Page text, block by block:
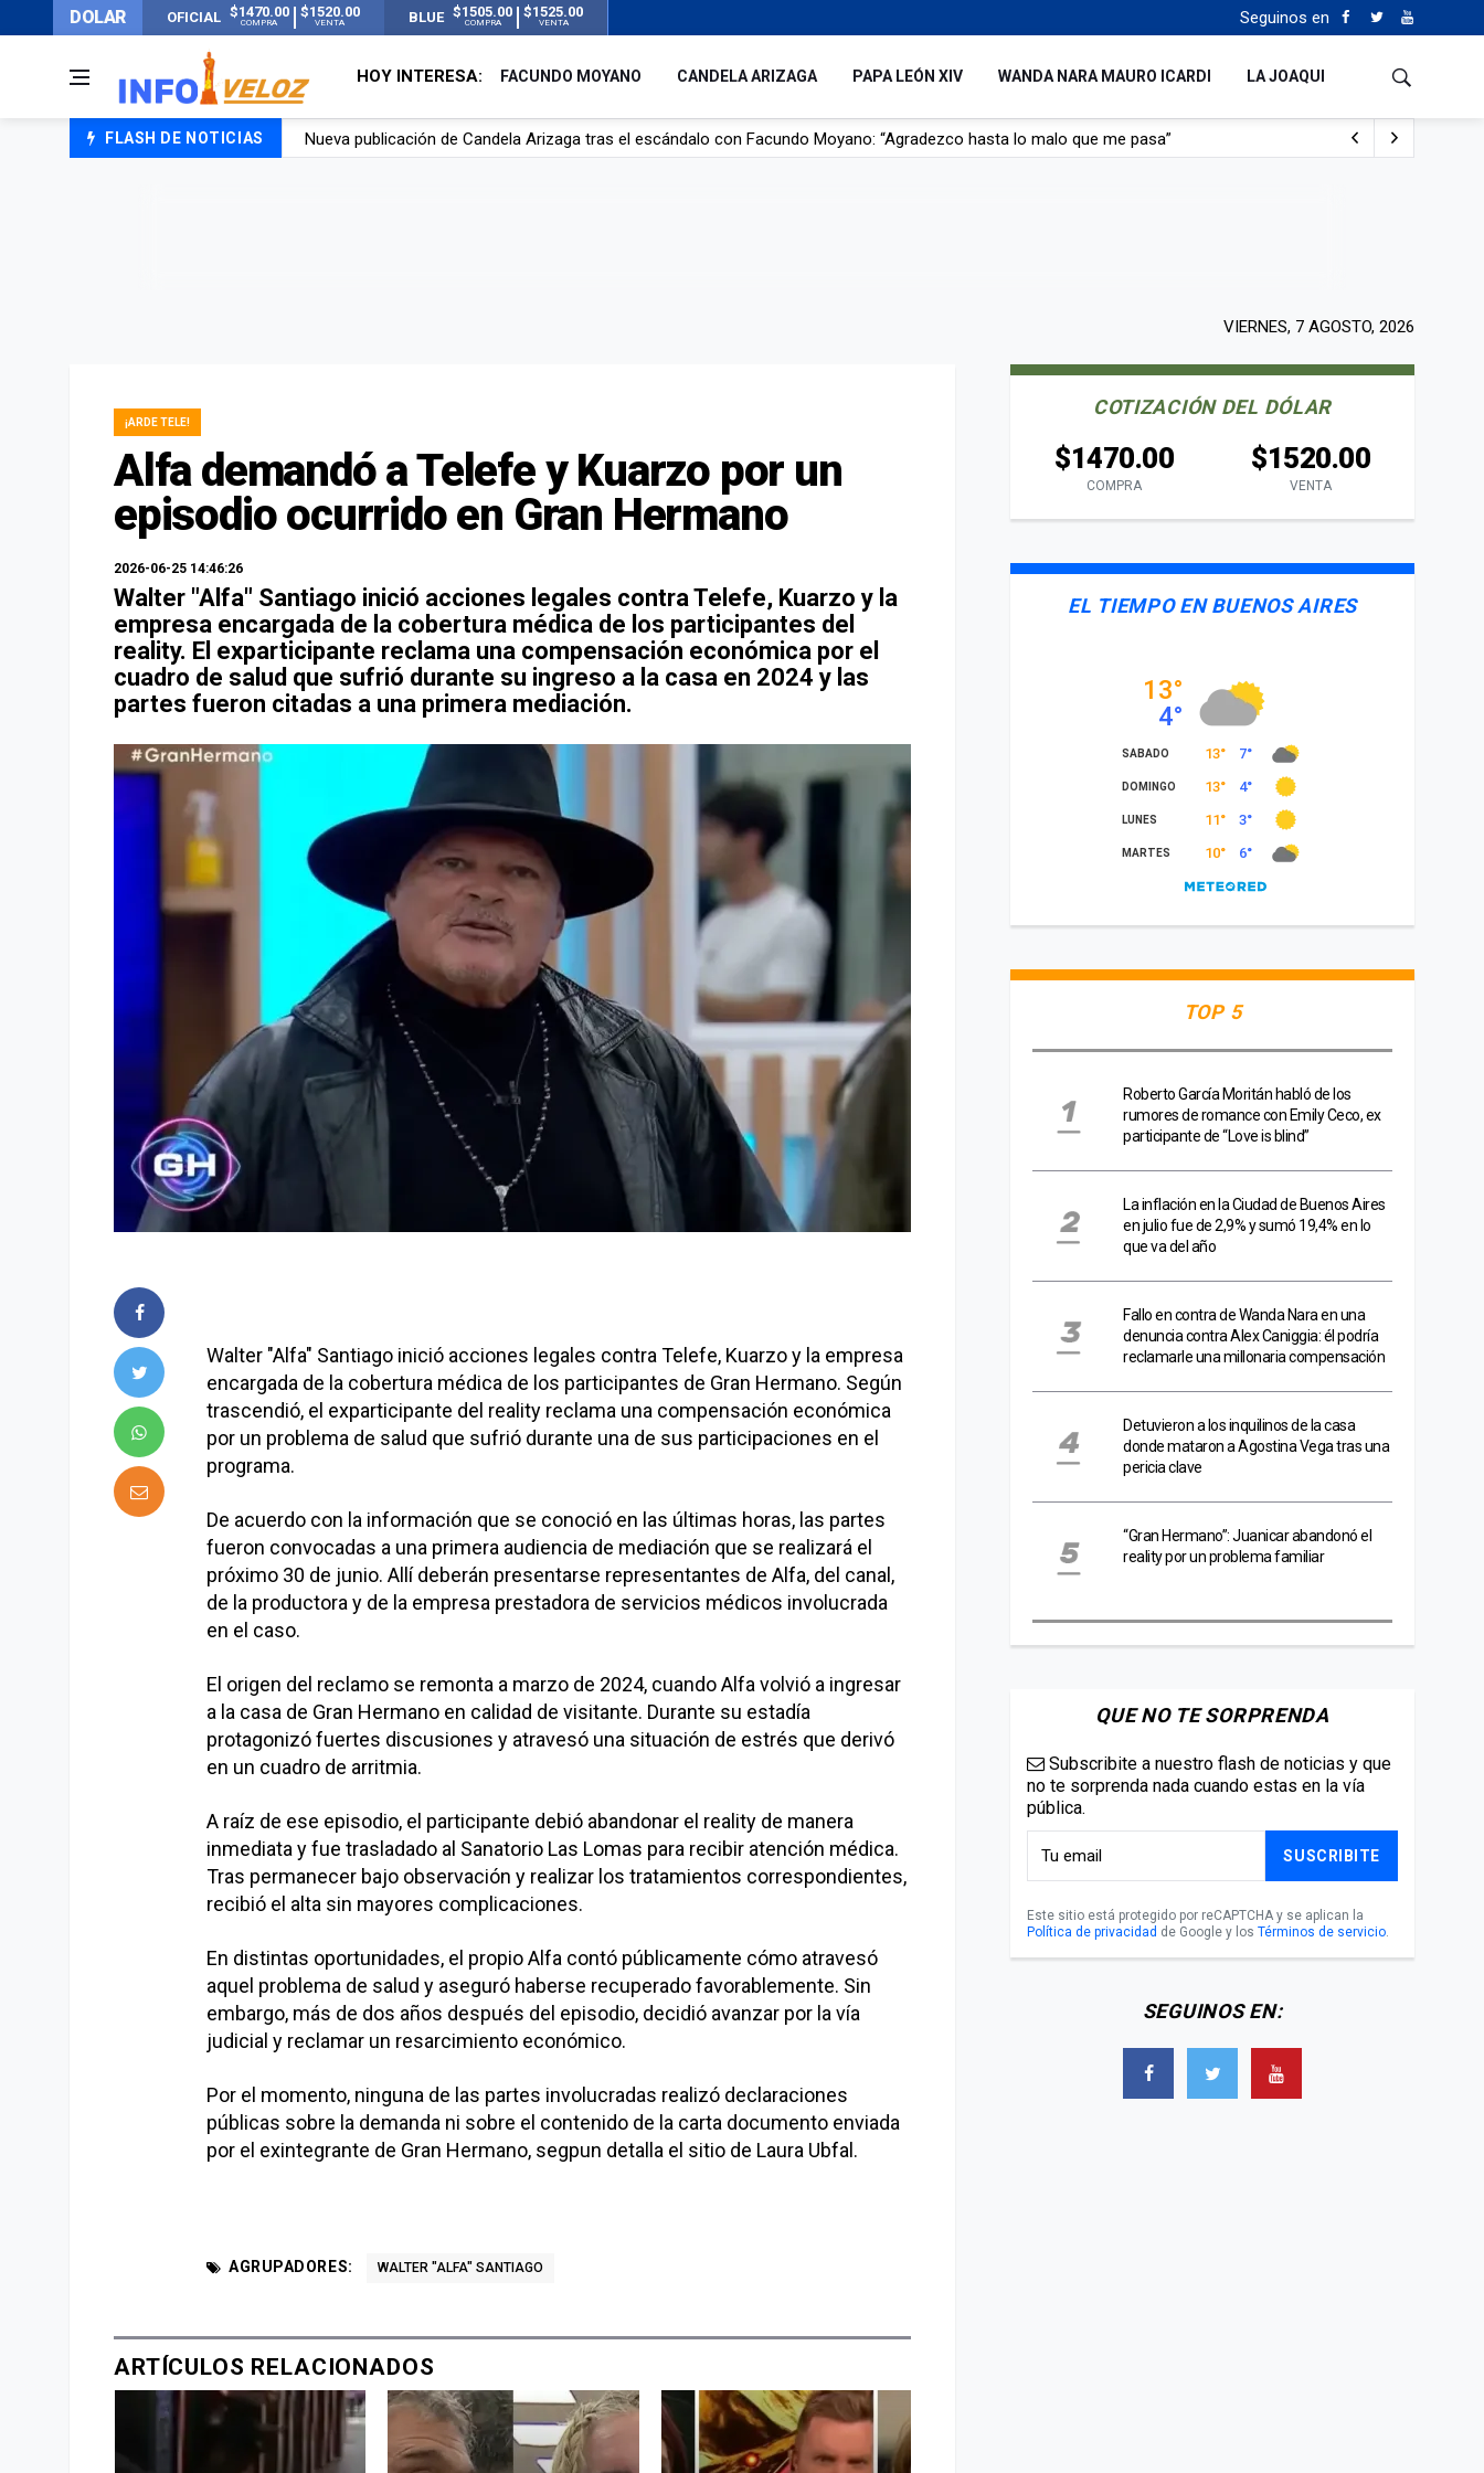
DOLAR OFICIAL $1470.00
COMPRA
$1520.00
VENTA BLUE $1505.00
COMPRA
$1525.00
VENTA Seguinos en
HOY INTERESA: FACUNDO MOYANO CANDELA ARIZAGA PAPA LEÓN XIV WANDA NARA MAURO ICARDI LA JOAQUI
FLASH DE NOTICIAS
Un joven murió quemado por su novia en San Luis: pasó seis días de agonía tras ser rociado con nafta y prendido fuego
VIERNES, 7 AGOSTO, 2026
¡ARDE TELE!
Alfa demandó a Telefe y Kuarzo por un
episodio ocurrido en Gran Hermano
2026-06-25 14:46:26
Walter "Alfa" Santiago inició acciones legales contra Telefe, Kuarzo y la
empresa encargada de la cobertura médica de los participantes del
reality. El exparticipante reclama una compensación económica por el
cuadro de salud que sufrió durante su ingreso a la casa en 2024 y las
partes fueron citadas a una primera mediación.
Walter "Alfa" Santiago inició acciones legales contra Telefe, Kuarzo y la empresa
encargada de la cobertura médica de los participantes de Gran Hermano. Según
trascendió, el exparticipante del reality reclama una compensación económica
por un problema de salud que sufrió durante una de sus participaciones en el
programa.
De acuerdo con la información que se conoció en las últimas horas, las partes
fueron convocadas a una primera audiencia de mediación que se realizará el
próximo 30 de junio. Allí deberán presentarse representantes de Alfa, del canal,
de la productora y de la empresa prestadora de servicios médicos involucrada
en el caso.
El origen del reclamo se remonta a marzo de 2024, cuando Alfa volvió a ingresar
a la casa de Gran Hermano en calidad de visitante. Durante su estadía
protagonizó fuertes discusiones y atravesó una situación de estrés que derivó
en un cuadro de arritmia.
A raíz de ese episodio, el participante debió abandonar el reality de manera
inmediata y fue trasladado al Sanatorio Las Lomas para recibir atención médica.
Tras permanecer bajo observación y realizar los tratamientos correspondientes,
recibió el alta sin mayores complicaciones.
En distintas oportunidades, el propio Alfa contó públicamente cómo atravesó
aquel problema de salud y aseguró haberse recuperado favorablemente. Sin
embargo, más de dos años después del episodio, decidió avanzar por la vía
judicial y reclamar un resarcimiento económico.
Por el momento, ninguna de las partes involucradas realizó declaraciones
públicas sobre la demanda ni sobre el contenido de la carta documento enviada
por el exintegrante de Gran Hermano, segpun detalla el sitio de Laura Ubfal.
AGRUPADORES: WALTER "ALFA" SANTIAGO
ARTÍCULOS RELACIONADOS
COTIZACIÓN DEL DÓLAR
$1470.00
COMPRA
$1520.00
VENTA
EL TIEMPO EN BUENOS AIRES
TOP 5
Roberto García Moritán habló de los
rumores de romance con Emily Ceco, ex
participante de “Love is blind”
La inflación en la Ciudad de Buenos Aires
en julio fue de 2,9% y sumó 19,4% en lo
que va del año
Fallo en contra de Wanda Nara en una
denuncia contra Alex Caniggia: él podría
reclamarle una millonaria compensación
Detuvieron a los inquilinos de la casa
donde mataron a Agostina Vega tras una
pericia clave
“Gran Hermano”: Juanicar abandonó el
reality por un problema familiar
QUE NO TE SORPRENDA
Subscribite a nuestro flash de noticias y que
no te sorprenda nada cuando estas en la vía
pública.
SUSCRIBITE
Este sitio está protegido por reCAPTCHA y se aplican la
Política de privacidad de Google y los Términos de servicio.
SEGUINOS EN: